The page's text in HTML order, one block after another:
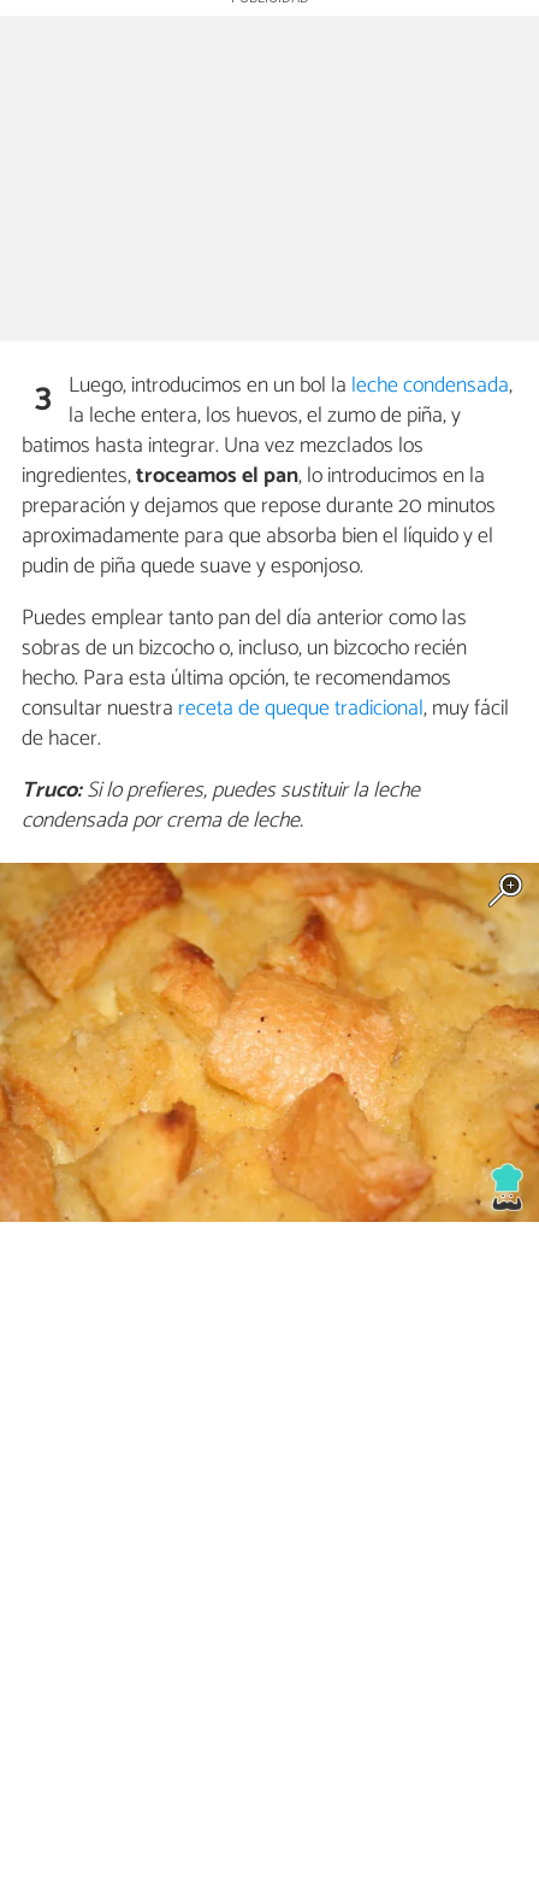
3 Luego, introducimos en un bol la leche condensada,
la leche entera, los huevos, el zumo de piña, y
batimos hasta integrar. Una vez mezclados los
ingredientes,troceamos el pan, lo introducimos en la
preparación y dejamos que repose durante 20 minutos
aproximadamente para que absorba bien el líquido y el
pudin de piña quede suave y esponjoso.
Puedes emplear tanto pan del día anterior como las
sobras de un bizcocho o, incluso, un bizcocho recién
hecho. Para esta última opción, te recomendamos
consultar nuestra receta de queque tradicional, muy fácil
de hacer.
Truco:Si lo prefieres, puedes sustituir la leche
condensada por crema de leche.